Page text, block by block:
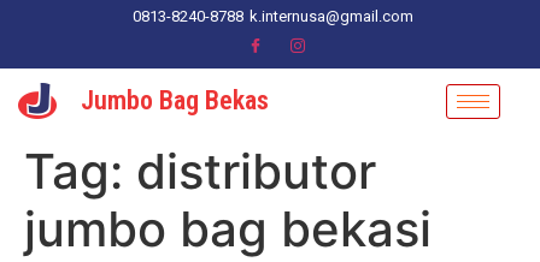
0813-8240-8788 k.internusa@gmail.com
Jumbo Bag Bekas
Tag: distributor
jumbo bag bekasi